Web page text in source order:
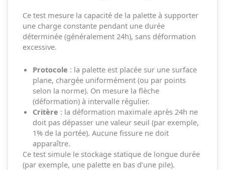
Ce test mesure la capacité de la palette à supporter
une charge constante pendant une durée
déterminée (généralement 24h), sans déformation
excessive.
Protocole : la palette est placée sur une surface
plane, chargée uniformément (ou par points
selon la norme). On mesure la flèche
(déformation) à intervalle régulier.
Critère : la déformation maximale après 24h ne
doit pas dépasser une valeur seuil (par exemple,
1% de la portée). Aucune fissure ne doit
apparaître.
Ce test simule le stockage statique de longue durée
(par exemple, une palette en bas d’une pile).